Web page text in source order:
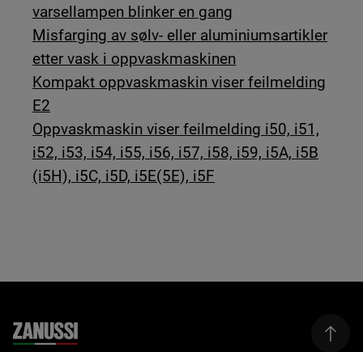
varsellampen blinker en gang
Misfarging av sølv- eller aluminiumsartikler
etter vask i oppvaskmaskinen
Kompakt oppvaskmaskin viser feilmelding
E2
Oppvaskmaskin viser feilmelding i50, i51,
i52, i53, i54, i55, i56, i57, i58, i59, i5A, i5B
(i5H), i5C, i5D, i5E(5E), i5F